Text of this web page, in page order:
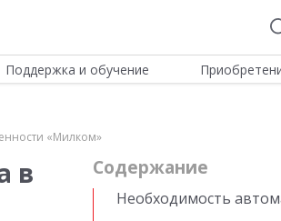
Поддержка и обучение
«Милком»
в
Cодержание
Необходимость